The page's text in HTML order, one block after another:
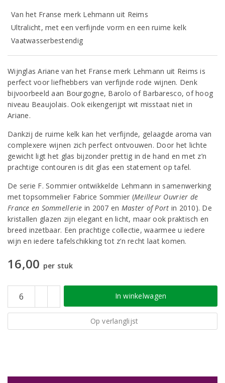
Van het Franse merk Lehmann uit Reims
Ultralicht, met een verfijnde vorm en een ruime kelk
Vaatwasserbestendig
Wijnglas Ariane van het Franse merk Lehmann uit Reims is
perfect voor liefhebbers van verfijnde rode wijnen. Denk
bijvoorbeeld aan Bourgogne, Barolo of Barbaresco, of hoog
niveau Beaujolais. Ook eikengerijpt wit misstaat niet in
Ariane.
Dankzij de ruime kelk kan het verfijnde, gelaagde aroma van
complexere wijnen zich perfect ontvouwen. Door het lichte
gewicht ligt het glas bijzonder prettig in de hand en met z’n
prachtige contouren is dit glas een statement op tafel.
De serie F. Sommier ontwikkelde Lehmann in samenwerking
met topsommelier Fabrice Sommier (Meilleur Ouvrier de
France en Sommellerie in 2007 en Master of Port in 2010). De
kristallen glazen zijn elegant en licht, maar ook praktisch en
breed inzetbaar. Een prachtige collectie, waarmee u iedere
wijn en iedere tafelschikking tot z’n recht laat komen.
16,00 per stuk
In winkelwagen
Op verlanglijst